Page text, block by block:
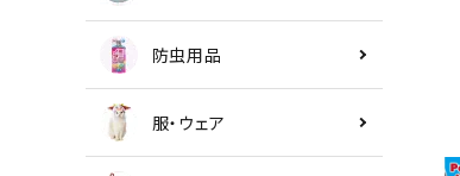
防虫用品
服・ウェア